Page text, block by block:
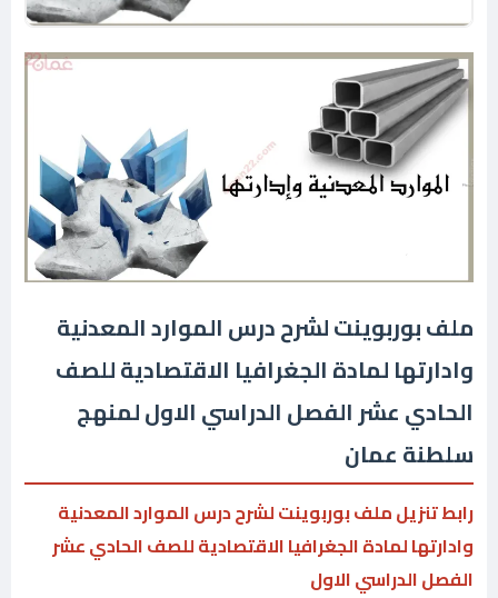
ملف بوربوينت لشرح درس الموارد المعدنية
وادارتها لمادة الجغرافيا الاقتصادية للصف
الحادي عشر الفصل الدراسي الاول لمنهج
سلطنة عمان
رابط تنزيل ملف بوربوينت لشرح درس الموارد المعدنية
وادارتها لمادة الجغرافيا الاقتصادية للصف الحادي عشر
الفصل الدراسي الاول